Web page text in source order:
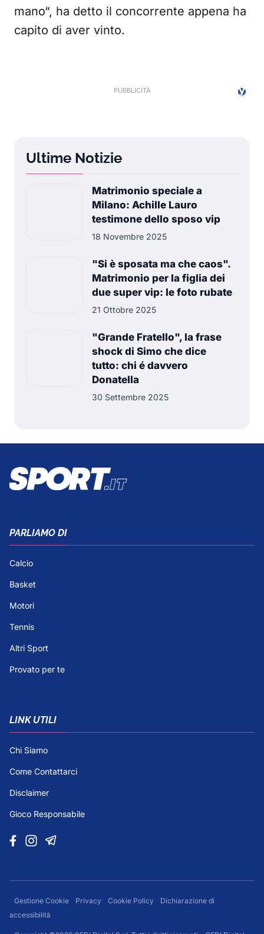
mano“, ha detto il concorrente appena ha
capito di aver vinto.
Ultime Notizie
Matrimonio speciale a
Milano: Achille Lauro
testimone dello sposo vip
18 Novembre 2025
"Si è sposata ma che caos".
Matrimonio per la figlia dei
due super vip: le foto rubate
21 Ottobre 2025
"Grande Fratello", la frase
shock di Simo che dice
tutto: chi é davvero
Donatella
30 Settembre 2025
PARLIAMO DI
Calcio
Basket
Motori
Tennis
Altri Sport
Provato per te
LINK UTILI
Chi Siamo
Come Contattarci
Disclaimer
Gioco Responsabile
Gestione Cookie Privacy Cookie Policy
Dichiarazione di
accessibilità